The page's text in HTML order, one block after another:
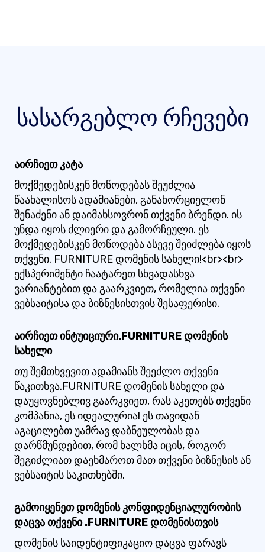
სასარგებლო რჩევები
აირჩიეთ კატა
მოქმედებისკენ მოწოდებას შეუძლია
წაახალისოს ადამიანები, განახორციელონ
შენაძენი ან დაიმახსოვრონ თქვენი ბრენდი. ის
უნდა იყოს ძლიერი და გამორჩეული. ეს
მოქმედებისკენ მოწოდება ასევე შეიძლება იყოს
თქვენი. FURNITURE დომენის სახელი!<br><br>
ექსპერიმენტი ჩაატარეთ სხვადასხვა
ვარიანტებით და გაარკვიეთ, რომელია თქვენი
ვებსაიტისა და ბიზნესისთვის შესაფერისი.
აირჩიეთ ინტუიციური.FURNITURE დომენის
სახელი
თუ შემთხვევით ადამიანს შეეძლო თქვენი
წაკითხვა.FURNITURE დომენის სახელი და
დაუყოვნებლივ გაარკვიეთ, რას აკეთებს თქვენი
კომპანია, ეს იდეალურია! ეს თავიდან
აგაცილებთ უამრავ დაბნეულობას და
დარწმუნდებით, რომ ხალხმა იცის, როგორ
შეგიძლიათ დაეხმაროთ მათ თქვენი ბიზნესის ან
ვებსაიტის საკითხებში.
გამოიყენეთ დომენის კონფიდენციალურობის
დაცვა თქვენი .FURNITURE დომენისთვის
დომენის საიდენტიფიკაციო დაცვა ფარავს